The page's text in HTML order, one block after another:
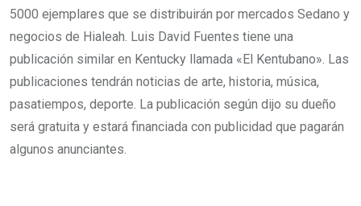
5000 ejemplares que se distribuirán por mercados Sedano y
negocios de Hialeah. Luis David Fuentes tiene una
publicación similar en Kentucky llamada «El Kentubano». Las
publicaciones tendrán noticias de arte, historia, música,
pasatiempos, deporte. La publicación según dijo su dueño
será gratuita y estará financiada con publicidad que pagarán
algunos anunciantes.